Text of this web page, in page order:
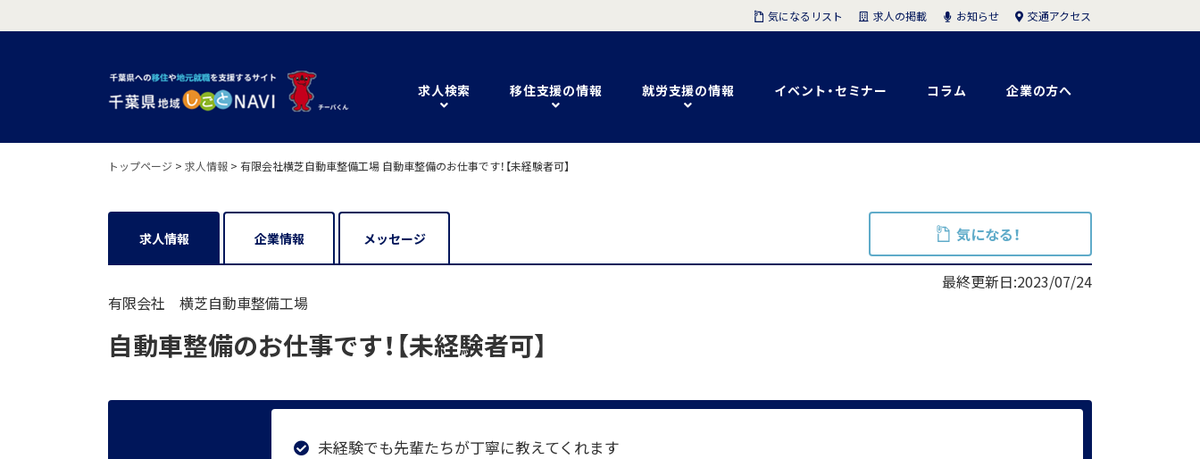
求人検索 移住支援の情報 就労支援の情報 イベント・セミナー コラム 企業の方へ
気になるリスト 求人の掲載 お知らせ 交通アクセス
トップページ > 求人情報 > 有限会社横芝自動車整備工場 自動車整備のお仕事です！【未経験者可】
求人情報 企業情報 メッセージ 気になる！
最終更新日:2023/07/24
有限会社 横芝自動車整備工場
自動車整備のお仕事です！【未経験者可】
未経験でも先輩たちが丁寧に教えてくれます